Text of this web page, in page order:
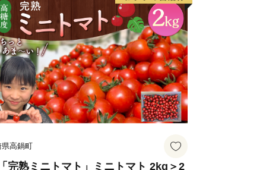
県高鍋町
完熟ミニトマト」ミニトマト 2kg＞2